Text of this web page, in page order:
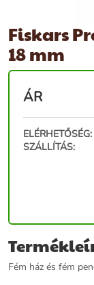
Fiskars
18 mm
ÁR
ELÉRHETŐSÉG:
SZÁLLÍTÁS:
Fém ház és fém